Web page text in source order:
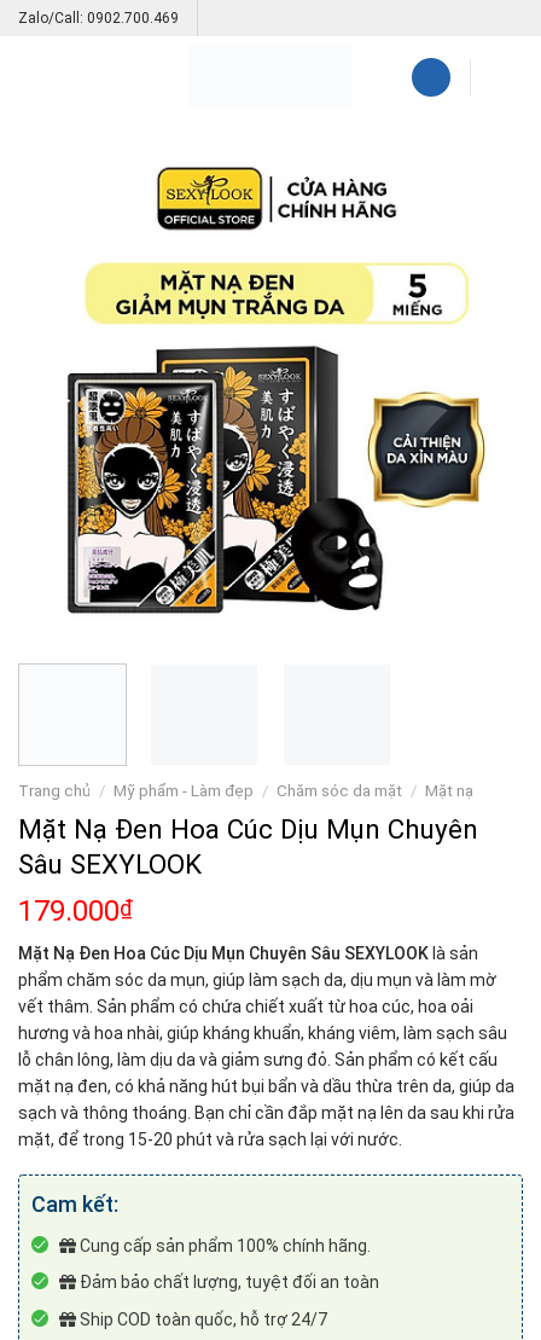
SkipZalo/Call: 0902.700.469
Trang chủ / Mỹ phẩm - Làm đẹp / Chăm sóc da mặt / Mặt nạ
Mặt Nạ Đen Hoa Cúc Dịu Mụn Chuyên
Sâu SEXYLOOK
179.000₫
Mặt Nạ Đen Hoa Cúc Dịu Mụn Chuyên Sâu SEXYLOOK là sản
phẩm chăm sóc da mụn, giúp làm sạch da, dịu mụn và làm mờ
vết thâm. Sản phẩm có chứa chiết xuất từ hoa cúc, hoa oải
hương và hoa nhài, giúp kháng khuẩn, kháng viêm, làm sạch sâu
lỗ chân lông, làm dịu da và giảm sưng đỏ. Sản phẩm có kết cấu
mặt nạ đen, có khả năng hút bụi bẩn và dầu thừa trên da, giúp da
sạch và thông thoáng. Bạn chỉ cần đắp mặt nạ lên da sau khi rửa
mặt, để trong 15-20 phút và rửa sạch lại với nước.
Cam kết:
Cung cấp sản phẩm 100% chính hãng.
Đảm bảo chất lượng, tuyệt đối an toàn
Ship COD toàn quốc, hỗ trợ 24/7